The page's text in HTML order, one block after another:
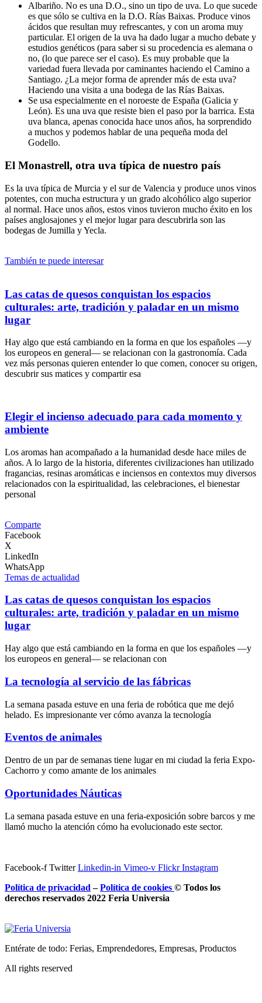
Albariño. No es una D.O., sino un tipo de uva. Lo que sucede
es que sólo se cultiva en la D.O. Rías Baixas. Produce vinos
ácidos que resultan muy refrescantes, y con un aroma muy
particular. El origen de la uva ha dado lugar a mucho debate y
estudios genéticos (para saber si su procedencia es alemana o
no, (lo que parece ser el caso). Es muy probable que la
variedad fuera llevada por caminantes haciendo el Camino a
Santiago. ¿La mejor forma de aprender más de esta uva?
Haciendo una visita a una bodega de las Rías Baixas.
Se usa especialmente en el noroeste de España (Galicia y
León). Es una uva que resiste bien el paso por la barrica. Esta
uva blanca, apenas conocida hace unos años, ha sorprendido
a muchos y podemos hablar de una pequeña moda del
Godello.
El Monastrell, otra uva típica de nuestro país
Es la uva típica de Murcia y el sur de Valencia y produce unos vinos
potentes, con mucha estructura y un grado alcohólico algo superior
al normal. Hace unos años, estos vinos tuvieron mucho éxito en los
países anglosajones y el mejor lugar para descubrirla son las
bodegas de Jumilla y Yecla.
También te puede interesar
Las catas de quesos conquistan los espacios
culturales: arte, tradición y paladar en un mismo
lugar
Hay algo que está cambiando en la forma en que los españoles —y
los europeos en general— se relacionan con la gastronomía. Cada
vez más personas quieren entender lo que comen, conocer su origen,
descubrir sus matices y compartir esa
Elegir el incienso adecuado para cada momento y
ambiente
Los aromas han acompañado a la humanidad desde hace miles de
años. A lo largo de la historia, diferentes civilizaciones han utilizado
fragancias, resinas aromáticas e inciensos en contextos muy diversos
relacionados con la espiritualidad, las celebraciones, el bienestar
personal
Comparte
Facebook
X
LinkedIn
WhatsApp
Temas de actualidad
Las catas de quesos conquistan los espacios
culturales: arte, tradición y paladar en un mismo
lugar
Hay algo que está cambiando en la forma en que los españoles —y
los europeos en general— se relacionan con
La tecnología al servicio de las fábricas
La semana pasada estuve en una feria de robótica que me dejó
helado. Es impresionante ver cómo avanza la tecnología
Eventos de animales
Dentro de un par de semanas tiene lugar en mi ciudad la feria Expo-
Cachorro y como amante de los animales
Oportunidades Náuticas
La semana pasada estuve en una feria-exposición sobre barcos y me
llamó mucho la atención cómo ha evolucionado este sector.
Facebook-f Twitter Linkedin-in Vimeo-v Flickr Instagram
Política de privacidad –Política de cookies © Todos los
derechos reservados 2022 Feria Universia
Entérate de todo: Ferias, Emprendedores, Empresas, Productos
All rights reserved